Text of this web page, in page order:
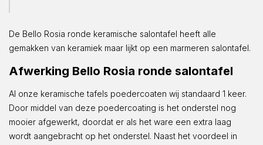
De Bello Rosia ronde keramische salontafel heeft alle
gemakken van keramiek maar lijkt op een marmeren salontafel.
Afwerking Bello Rosia ronde salontafel
Al onze keramische tafels poedercoaten wij standaard 1 keer.
Door middel van deze poedercoating is het onderstel nog
mooier afgewerkt, doordat er als het ware een extra laag
wordt aangebracht op het onderstel. Naast het voordeel in